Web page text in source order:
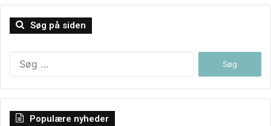
bæredygtighed, kvalitet og hurtig levering tilbyder danske
kan man besøge
Søg på siden
Populære nyheder